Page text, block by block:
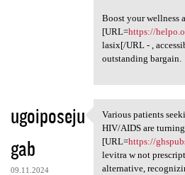
Boost your wellness
[URL=https://
lasix[/URL - ,
outstanding bargain.
ugoiposeju
gab
09.11.2024
Various patients
Various patients
HIV/AIDS are
[URL=https://
levitra w not
alternative,